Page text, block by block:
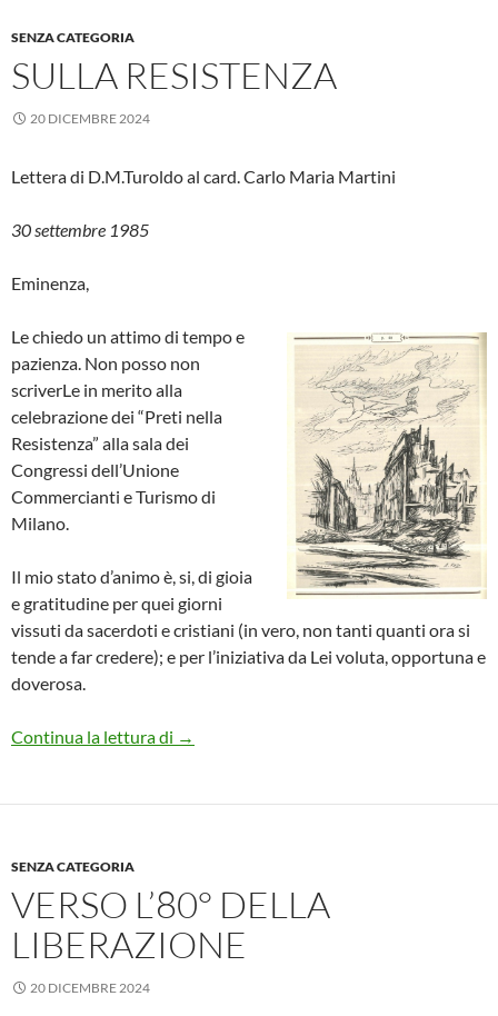
SENZA CATEGORIA
SULLA RESISTENZA
20 DICEMBRE 2024
Lettera di D.M.Turoldo al card. Carlo Maria Martini
30 settembre 1985
Eminenza,
Le chiedo un attimo di tempo e
pazienza. Non posso non
scriverLe in merito alla
celebrazione dei “Preti nella
Resistenza” alla sala dei
Congressi dell’Unione
Commercianti e Turismo di
Milano.
Il mio stato d’animo è, si, di gioia
e gratitudine per quei giorni
vissuti da sacerdoti e cristiani (in vero, non tanti quanti ora si
tende a far credere); e per l’iniziativa da Lei voluta, opportuna e
doverosa.
Continua la lettura di Sulla Resistenza
→
SENZA CATEGORIA
VERSO L’80° DELLA
LIBERAZIONE
20 DICEMBRE 2024